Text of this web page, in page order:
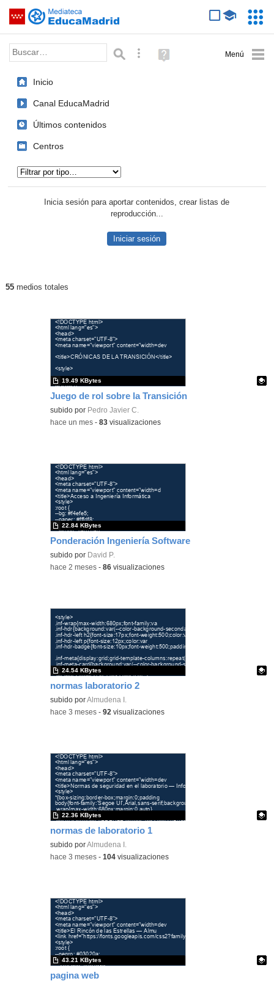
Saltar navegación
Palabra o frase: Búsqueda avanzada
Ayuda
(en
Inicio
Canal EducaMadrid
Últimos contenidos
Centros
Inicia sesión para aportar contenidos, crear listas de
reproducción...
Iniciar sesión
55medios totales
Juego de rol sobre la Transición
Contenido educativo.
subido por Pedro Javier C.
19.49 KBytes
-hace un mes -83 visualizaciones
Ponderación Ingeniería Software
subido por David P.
22.84 KBytes
-hace 2 meses -86 visualizaciones
normas laboratorio 2
Contenido educativo.
subido porAlmudena I.
24.54 KBytes
-hace 3 meses -92 visualizaciones
normas de laboratorio 1
Contenido educativo.
subido porAlmudena I.
22.36 KBytes
-hace 3 meses -104 visualizaciones
pagina web
43.21 KBytes